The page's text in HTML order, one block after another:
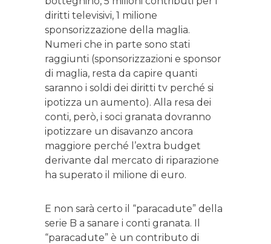
diritti televisivi, 1 milione
sponsorizzazione della maglia.
Numeri che in parte sono stati
raggiunti (sponsorizzazioni e sponsor
di maglia, resta da capire quanti
saranno i soldi dei diritti tv perché si
ipotizza un aumento). Alla resa dei
conti, però, i soci granata dovranno
ipotizzare un disavanzo ancora
maggiore perché l’extra budget
derivante dal mercato di riparazione
ha superato il milione di euro.
E non sarà certo il “paracadute” della
serie B a sanare i conti granata. Il
“paracadute” è un contributo di